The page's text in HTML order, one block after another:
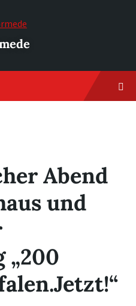
Abend
und
„200